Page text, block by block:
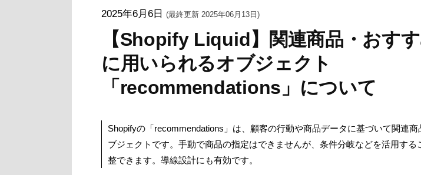
2025年6月6日 (最終更新 2025年06月13日)
【Shopify Liquid】関連商品・おす
に用いられるオブジェクト
「recommendations」について
Shopifyの「recommendations」は、顧客の行動や商品データに基づいて関連
ブジェクトです。手動で商品の指定はできませんが、条件分岐などを活用する
整できます。導線設計にも有効です。